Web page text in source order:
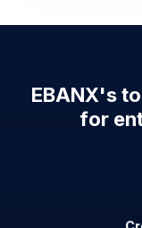
EBANX's
for